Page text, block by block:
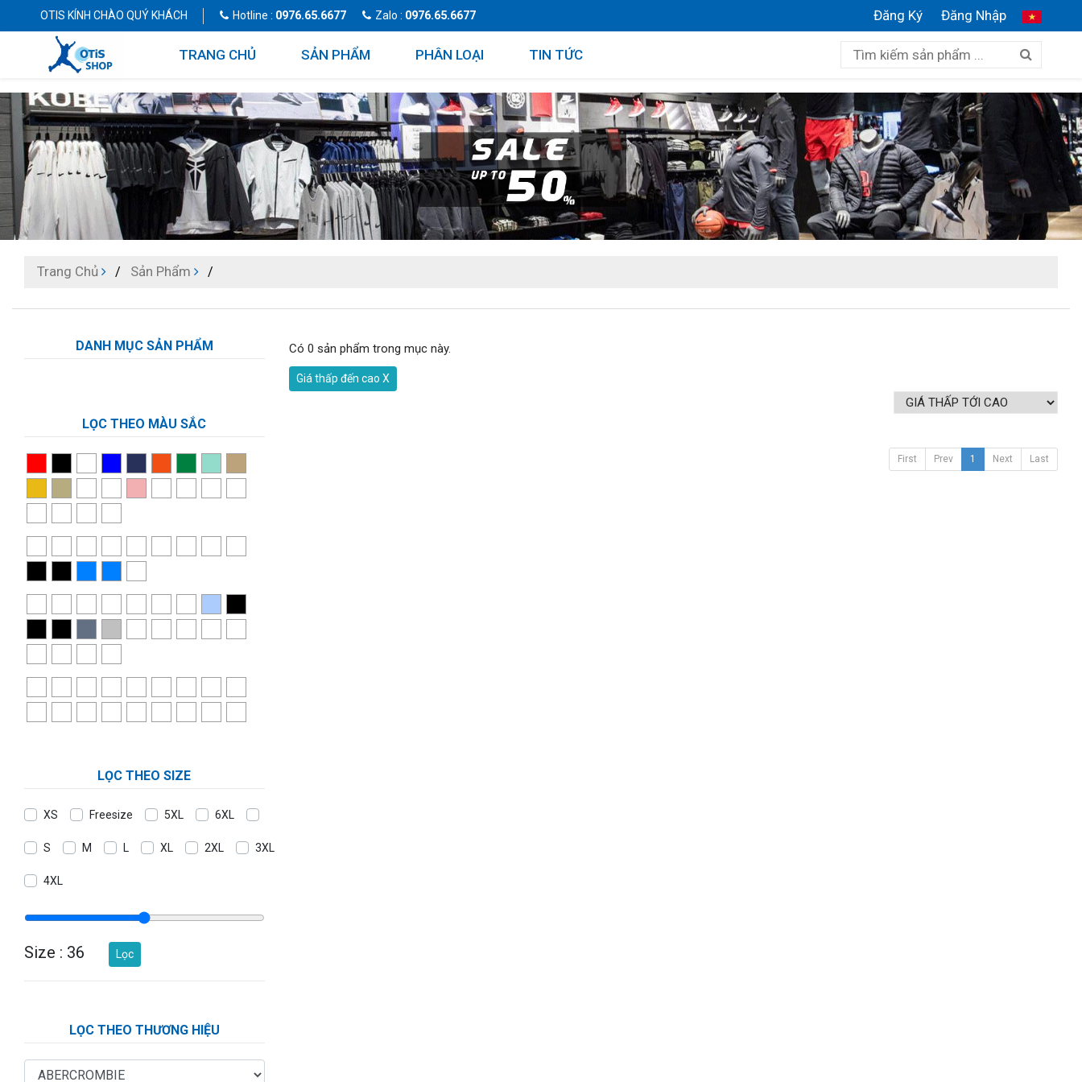
OTIS KÍNH CHÀO QUÝ KHÁCH Hotline : 0976.65.6677 Zalo : 0976.65.6677 Đăng Ký Đăng Nhập
TRANG CHỦ SẢN PHẨM PHÂN LOẠI TIN TỨC
Trang Chủ Sản Phẩm
DANH MỤC SẢN PHẨM
LỌC THEO MÀU SẮC
LỌC THEO SIZE
XS Freesize 5XL 6XL
S M L XL 2XL 3XL
4XL
Size : 36 Lọc
LỌC THEO THƯƠNG HIỆU
Có 0 sản phẩm trong mục này.
Giá thấp đến cao X
First Prev 1 Next Last